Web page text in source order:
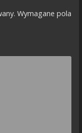
Wymagane pola